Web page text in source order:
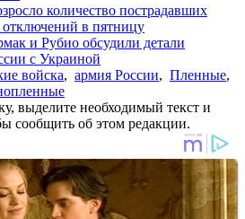
количество пострадавших
в пятницу
и Рубио обсудили детали
с Украиной
войска, армия России, Пленные,
выделите необходимый текст и
сообщить об этом редакции.